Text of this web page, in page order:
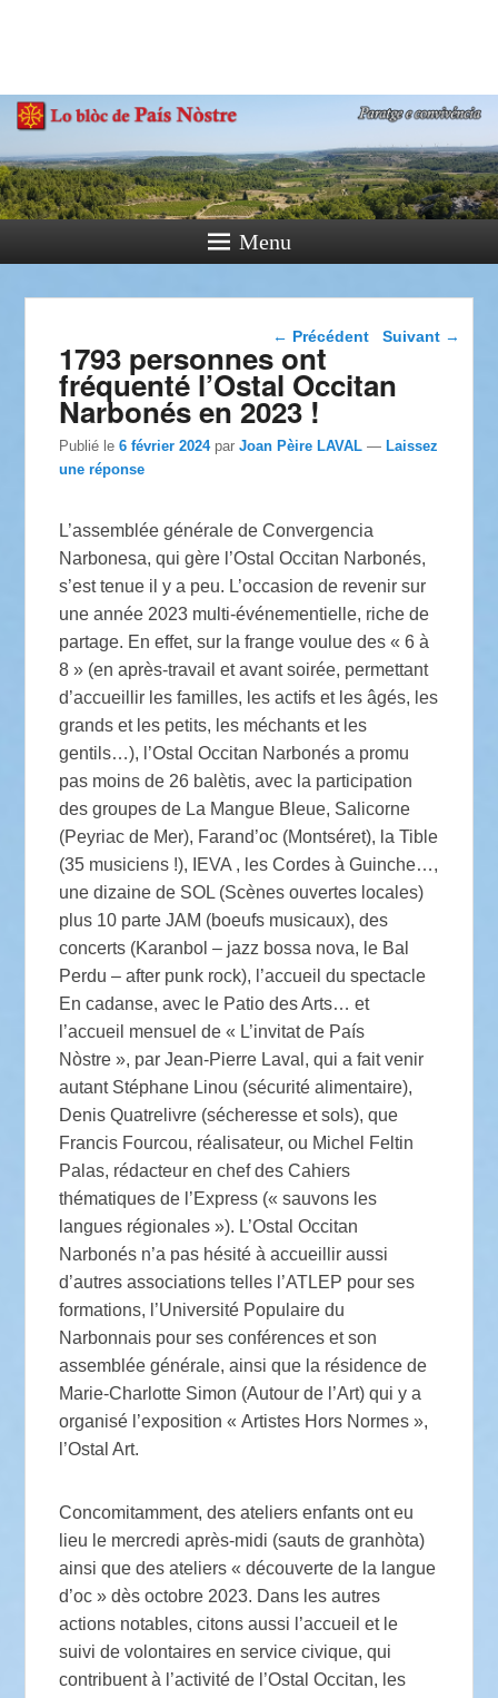
Paratge e Convivència
Menu
Navigation dans les
← Précédent Suivant →
1793 personnes ont
fréquenté l’Ostal Occitan
Narbonés en 2023 !
Publié le6 février 2024 parJoan Pèire LAVAL —Laissez
une réponse
L’assemblée générale de Convergencia
Narbonesa, qui gère l’Ostal Occitan Narbonés,
s’est tenue il y a peu. L’occasion de revenir sur
une année 2023 multi-événementielle, riche de
partage. En effet, sur la frange voulue des « 6 à
8 » (en après-travail et avant soirée, permettant
d’accueillir les familles, les actifs et les âgés, les
grands et les petits, les méchants et les
gentils…), l’Ostal Occitan Narbonés a promu
pas moins de 26 balètis, avec la participation
des groupes de La Mangue Bleue, Salicorne
(Peyriac de Mer), Farand’oc (Montséret), la Tible
(35 musiciens !), IEVA , les Cordes à Guinche…,
une dizaine de SOL (Scènes ouvertes locales)
plus 10 parte JAM (boeufs musicaux), des
concerts (Karanbol – jazz bossa nova, le Bal
Perdu – after punk rock), l’accueil du spectacle
En cadanse, avec le Patio des Arts… et
l’accueil mensuel de « L’invitat de País
Nòstre », par Jean-Pierre Laval, qui a fait venir
autant Stéphane Linou (sécurité alimentaire),
Denis Quatrelivre (sécheresse et sols), que
Francis Fourcou, réalisateur, ou Michel Feltin
Palas, rédacteur en chef des Cahiers
thématiques de l’Express (« sauvons les
langues régionales »). L’Ostal Occitan
Narbonés n’a pas hésité à accueillir aussi
d’autres associations telles l’ATLEP pour ses
formations, l’Université Populaire du
Narbonnais pour ses conférences et son
assemblée générale, ainsi que la résidence de
Marie-Charlotte Simon (Autour de l’Art) qui y a
organisé l’exposition « Artistes Hors Normes »,
l’Ostal Art.
Concomitamment, des ateliers enfants ont eu
lieu le mercredi après-midi (sauts de granhòta)
ainsi que des ateliers « découverte de la langue
d’oc » dès octobre 2023. Dans les autres
actions notables, citons aussi l’accueil et le
suivi de volontaires en service civique, qui
contribuent à l’activité de l’Ostal Occitan, les